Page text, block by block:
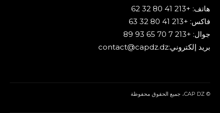
هاتف: +213 41 80 32 62
فاكس: +213 41 80 32 63
جوال: +213 7 70 65 93 89
بريد إلكتروني:contact@capdz.dz
© CAP DZ، جميع الحقوق محفوظة